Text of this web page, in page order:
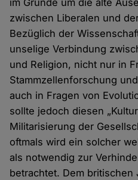
im Grunde um die alte
zwischen Liberalen und
Bezüglich der
unselige Verbindung
und Religion, nicht nur in
Stammzellenforschung
auch in Fragen von
sollte jedoch diesen
Militarisierung der
oftmals wird ein solcher
als notwendig zur
betrachtet. Dem